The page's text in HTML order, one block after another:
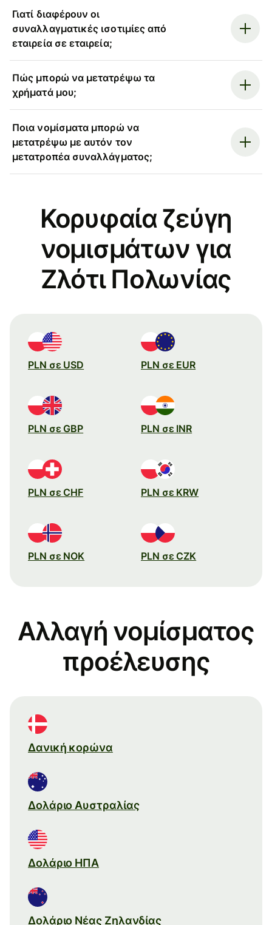
Γιατί διαφέρουν οι
συναλλαγματικές ισοτιμίες από
εταιρεία σε εταιρεία;
Πώς μπορώ να μετατρέψω τα
χρήματά μου;
Ποια νομίσματα μπορώ να
μετατρέψω με αυτόν τον
μετατροπέα συναλλάγματος;
Κορυφαία ζεύγη
νομισμάτων για
Ζλότι Πολωνίας
PLN σε USD PLN σε EUR
PLN σε GBP PLN σε INR
PLN σε CHF PLN σε KRW
PLN σε NOK PLN σε CZK
Αλλαγή νομίσματος
προέλευσης
Δανική κορώνα
Δολάριο Αυστραλίας
Δολάριο ΗΠΑ
Δολάριο Νέας Ζηλανδίας